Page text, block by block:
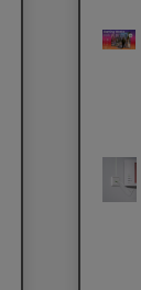
Neue IPTV-
POLYTRON
TV über IP-